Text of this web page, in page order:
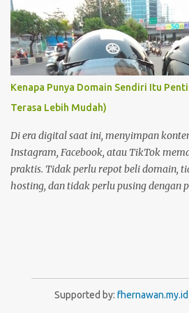
Kenapa Punya Domain Sendiri Itu
Terasa Lebih Mudah)
Di era digital saat ini, menyimpan
Instagram, Facebook, atau TikTok
praktis. Tidak perlu repot beli domain,
hosting, dan tidak perlu pusing dengan
Supported by: fhernawan.my.id